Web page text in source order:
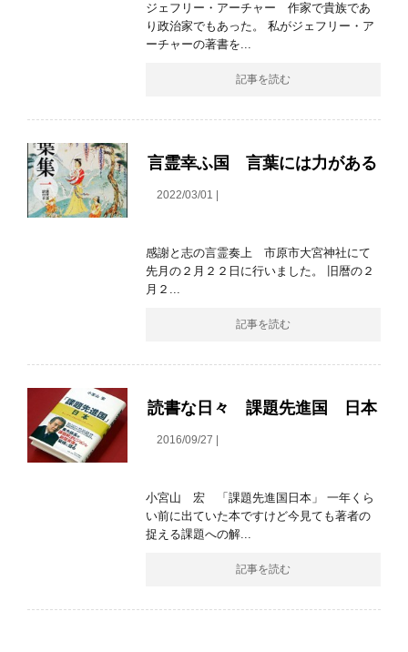
ジェフリー・アーチャー 作家で貴族であ
り政治家でもあった。 私がジェフリー・ア
ーチャーの著書を...
記事を読む
言霊幸ふ国 言葉には力がある
2022/03/01 |
感謝と志の言霊奏上 市原市大宮神社にて
先月の２月２２日に行いました。 旧暦の２
月２...
記事を読む
読書な日々 課題先進国 日本
2016/09/27 |
小宮山 宏 「課題先進国日本」 一年くら
い前に出ていた本ですけど今見ても著者の
捉える課題への解...
記事を読む